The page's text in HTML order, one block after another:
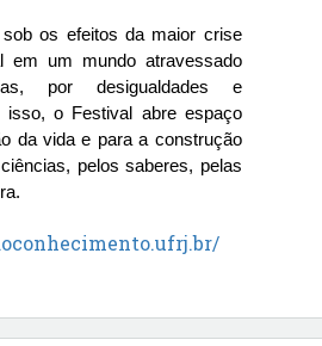
sob os efeitos da maior crise
em um mundo atravessado
por desigualdades e
isso, o Festival abre espaço
da vida e para a construção
pelos saberes, pelas